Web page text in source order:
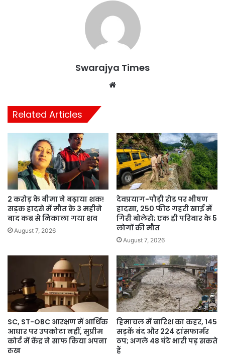
Swarajya Times
Related Articles
2 करोड़ के बीमा ने बढ़ाया शक!
सड़क हादसे में मौत के 3 महीने
बाद कब्र से निकाला गया शव
August 7, 2026
देवप्रयाग-पौड़ी रोड पर भीषण
हादसा, 250 फीट गहरी खाई में
गिरी बोलेरो; एक ही परिवार के 5
लोगों की मौत
August 7, 2026
SC, ST-OBC आरक्षण में आर्थिक
आधार पर उपकोटा नहीं, सुप्रीम
कोर्ट में केंद्र ने साफ किया अपना
रुख
हिमाचल में बारिश का कहर, 145
सड़कें बंद और 224 ट्रांसफार्मर
ठप; अगले 48 घंटे भारी पड़ सकते
हैं